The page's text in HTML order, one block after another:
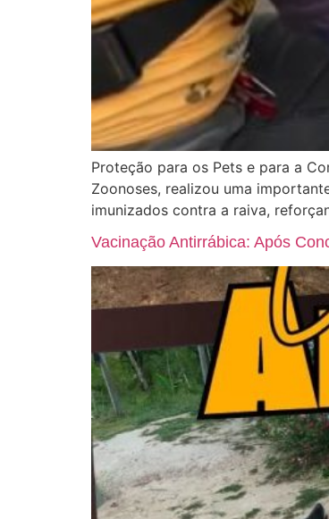
Proteção para os Pets e para a
Zoonoses, realizou uma
imunizados contra a raiva,
Vacinação Antirrábica: Após